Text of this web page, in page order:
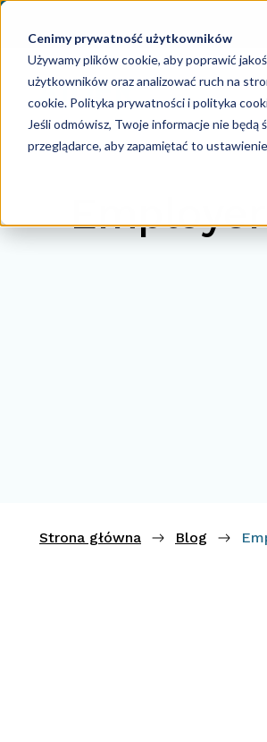
Cenimy prywatność użytkowników
Używamy plików cookie, aby poprawić
użytkowników oraz analizować ruch na
cookie.Polityka prywatności i polityka
Jeśli odmówisz, Twoje informacje nie
przeglądarce, aby zapamiętać to
Strona główna Blog